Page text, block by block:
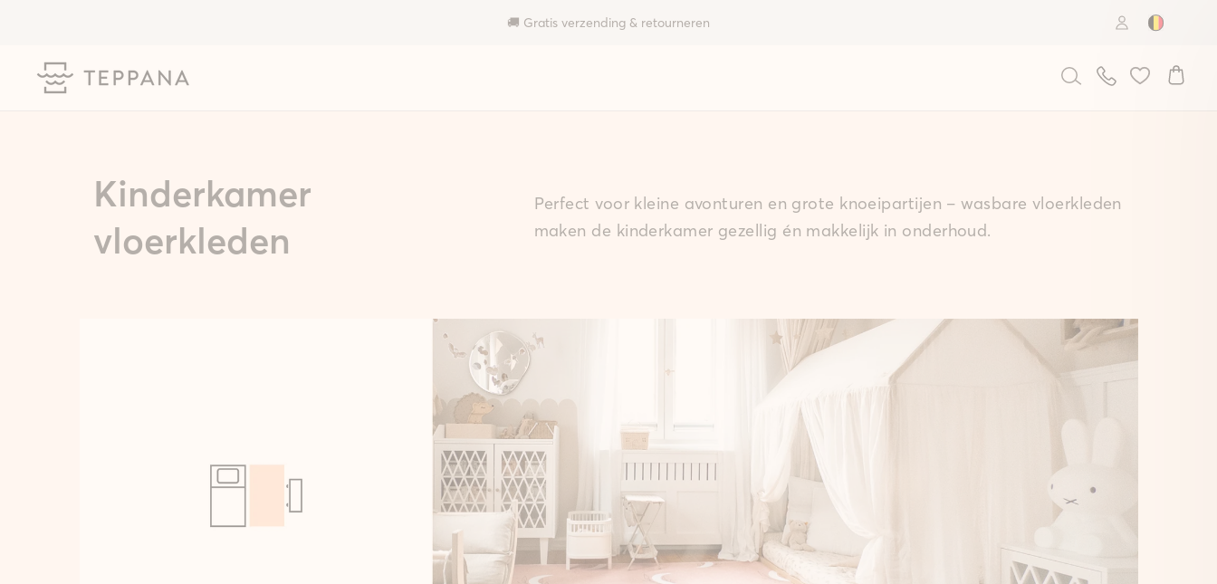
🚚 Gratis verzending & retourneren Country:
Kinderkamer
vloerkleden
Perfect voor kleine avonturen en grote knoeipartijen – wasbare vloerkleden
maken de kinderkamer gezellig én makkelijk in onderhoud.